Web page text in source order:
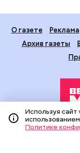
О газете Реклама
Архив газеты
Издание создано
средств массовой
На сайте
Используя сайт
Политике